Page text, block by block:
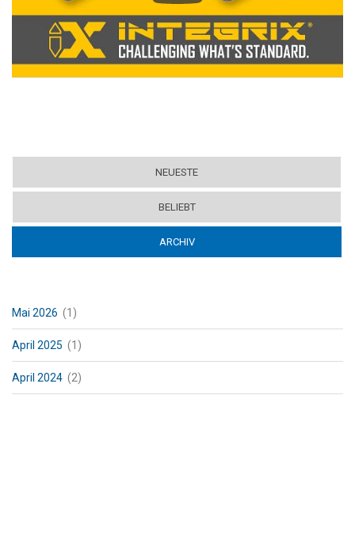
NEUESTE
BELIEBT
ARCHIV(ACTIVE TAB)
Mai 2026 (1)
April 2025 (1)
April 2024 (2)